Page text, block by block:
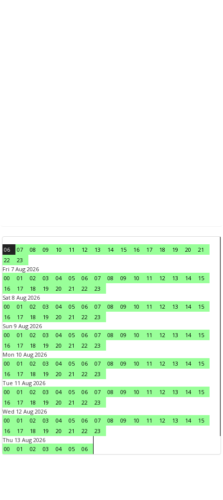
06 07 08 09 10 11 12 13 14 15 16 17 18 19 20
21
22
23
Fri 7 Aug 2026
00
01 02 03 04 05 06 07 08 09 10 11 12 13 14
15
16
17 18 19 20 21 22
23
Sat 8 Aug 2026
00
01 02 03 04 05 06 07 08 09 10 11 12 13 14
15
16
17 18 19 20 21 22
23
Sun 9 Aug 2026
00
01 02 03 04 05 06 07 08 09 10 11 12 13 14
15
16
17 18 19 20 21 22
23
Mon 10 Aug 2026
00
01 02 03 04 05 06 07 08 09 10 11 12 13 14
15
16
17 18 19 20 21 22
23
Tue 11 Aug 2026
00
01 02 03 04 05 06 07 08 09 10 11 12 13 14
15
16
17 18 19 20 21 22
23
Wed 12 Aug 2026
00
01 02 03 04 05 06 07 08 09 10 11 12 13 14
15
16
17 18 19 20 21 22
23
Thu 13 Aug 2026
00
01 02 03 04 05 06